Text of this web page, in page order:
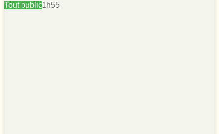
Tout public1h55